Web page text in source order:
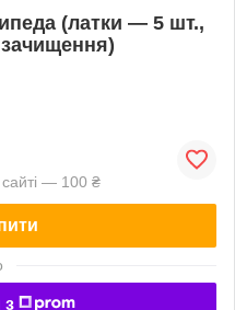
(латки — 5 шт.,
— 100 ₴
з